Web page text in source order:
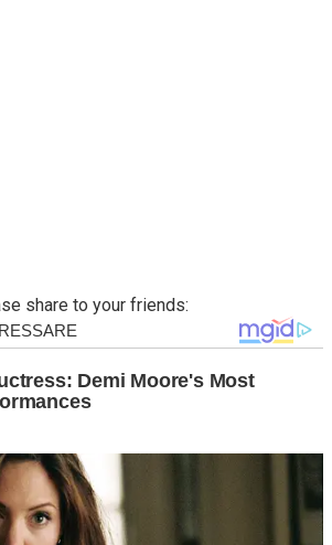
share to your friends: